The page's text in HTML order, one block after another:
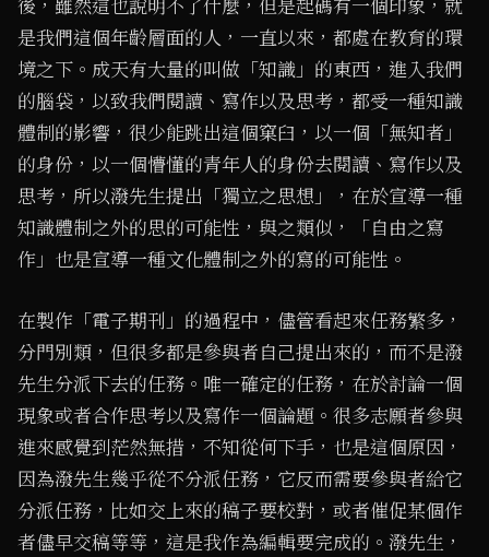
後，雖然這也說明不了什麼，但是起碼有一個印象，就
是我們這個年齡層面的人，一直以來，都處在教育的環
境之下。成天有大量的叫做「知識」的東西，進入我們
的腦袋，以致我們閱讀、寫作以及思考，都受一種知識
體制的影響，很少能跳出這個窠臼，以一個「無知者」
的身份，以一個懵懂的青年人的身份去閱讀、寫作以及
思考，所以潑先生提出「獨立之思想」，在於宣導一種
知識體制之外的思的可能性，與之類似，「自由之寫
作」也是宣導一種文化體制之外的寫的可能性。
在製作「電子期刊」的過程中，儘管看起來任務繁多，
分門別類，但很多都是參與者自己提出來的，而不是潑
先生分派下去的任務。唯一確定的任務，在於討論一個
現象或者合作思考以及寫作一個論題。很多志願者參與
進來感覺到茫然無措，不知從何下手，也是這個原因，
因為潑先生幾乎從不分派任務，它反而需要參與者給它
分派任務，比如交上來的稿子要校對，或者催促某個作
者儘早交稿等等，這是我作為編輯要完成的。潑先生，